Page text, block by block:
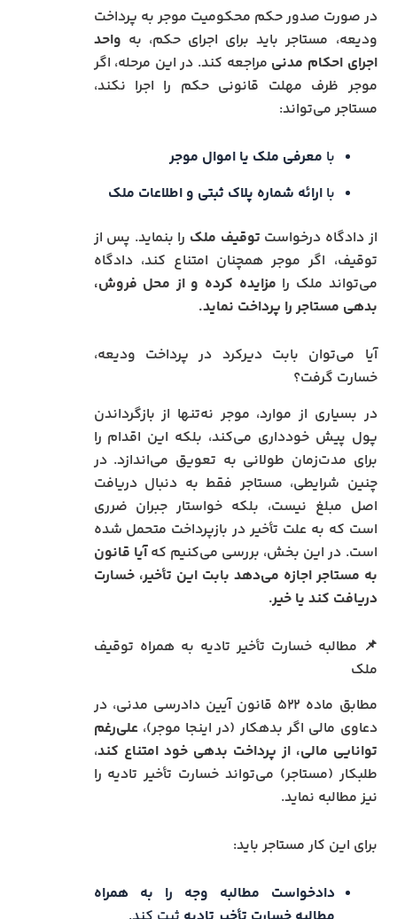
در صورت صدور حکم محکومیت موجر به پرداخت
ودیعه، مستاجر باید برای اجرای حکم، به واحد
اجرای احکام مدنی مراجعه کند. در این مرحله، اگر
موجر ظرف مهلت قانونی حکم را اجرا نکند،
مستاجر می‌تواند:
با معرفی ملک یا اموال موجر
باارائه شماره پلاک ثبتی و اطلاعات ملک
از دادگاه درخواست توقیف ملک را بنماید. پس از
توقیف، اگر موجر همچنان امتناع کند، دادگاه
می‌تواند ملک را مزایده کرده و از محل فروش،
بدهی مستاجر را پرداخت نماید.
آیا می‌توان بابت دیرکرد در پرداخت ودیعه،
خسارت گرفت؟
در بسیاری از موارد، موجر نه‌تنها از بازگرداندن
پول پیش خودداری می‌کند، بلکه این اقدام را
برای مدت‌زمان طولانی به تعویق می‌اندازد. در
چنین شرایطی، مستاجر فقط به دنبال دریافت
اصل مبلغ نیست، بلکه خواستار جبران ضرری
است که به علت تأخیر در بازپرداخت متحمل شده
است. در این بخش، بررسی می‌کنیم کهآیا قانون
به مستاجر اجازه می‌دهد بابت این تأخیر، خسارت
دریافت کند یا خیر.
📌 مطالبه خسارت تأخیر تادیه به همراه توقیف
ملک
مطابق ماده ۵۲۲ قانون آیین دادرسی مدنی، در
دعاوی مالی اگر بدهکار (در اینجا موجر)،علی‌رغم
توانایی مالی، از پرداخت بدهی خود امتناع کند،
طلبکار (مستاجر) می‌تواند خسارت تأخیر تادیه را
نیز مطالبه نماید.
برای این کار مستاجر باید:
دادخواست مطالبه وجه را به همراه